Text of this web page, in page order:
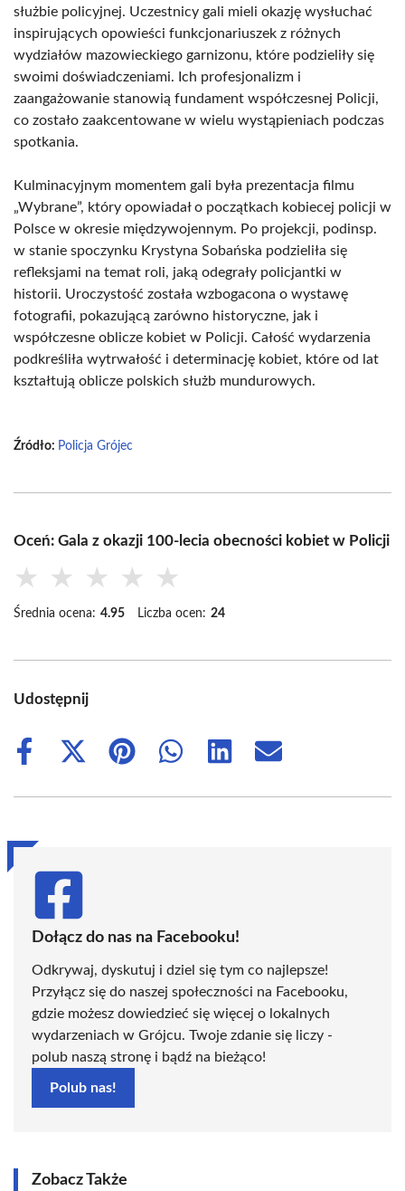
służbie policyjnej. Uczestnicy gali mieli okazję wysłuchać
inspirujących opowieści funkcjonariuszek z różnych
wydziałów mazowieckiego garnizonu, które podzieliły się
swoimi doświadczeniami. Ich profesjonalizm i
zaangażowanie stanowią fundament współczesnej Policji,
co zostało zaakcentowane w wielu wystąpieniach podczas
spotkania.
Kulminacyjnym momentem gali była prezentacja filmu
„Wybrane”, który opowiadał o początkach kobiecej policji w
Polsce w okresie międzywojennym. Po projekcji, podinsp.
w stanie spoczynku Krystyna Sobańska podzieliła się
refleksjami na temat roli, jaką odegrały policjantki w
historii. Uroczystość została wzbogacona o wystawę
fotografii, pokazującą zarówno historyczne, jak i
współczesne oblicze kobiet w Policji. Całość wydarzenia
podkreśliła wytrwałość i determinację kobiet, które od lat
kształtują oblicze polskich służb mundurowych.
Źródło: Policja Grójec
Oceń: Gala z okazji 100-lecia obecności kobiet w Policji
★ ★ ★ ★ ★
Średnia ocena: 4.95 Liczba ocen: 24
Udostępnij
Share
Share
(Twitter)
Share
Share
Share
Share
Dołącz do nas na Facebooku!
Odkrywaj, dyskutuj i dziel się tym co najlepsze!
Przyłącz się do naszej społeczności na Facebooku,
gdzie możesz dowiedzieć się więcej o lokalnych
wydarzeniach w Grójcu. Twoje zdanie się liczy -
polub naszą stronę i bądź na bieżąco!
Polub nas!
Zobacz Także